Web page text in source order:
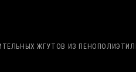
ЖГУТОВ ИЗ